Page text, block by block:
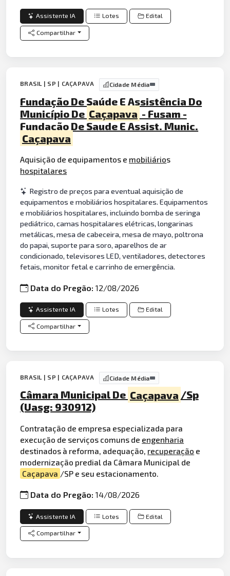
Assistente IA Lotes Edital
Compartilhar
BRASIL | SP | CAÇAPAVA Cidade Média
Fundação De Saúde E Assistência Do
Município De Caçapava - Fusam -
Fundação De Saude E Assist. Munic.
Caçapava
Aquisição de equipamentos e mobiliários
hospitalares
Registro de preços para eventual aquisição de
equipamentos e mobiliários hospitalares. Equipamentos
e mobiliários hospitalares, incluindo bomba de seringa
pediátrico, camas hospitalares elétricas, longarinas
metálicas, mesa de cabeceira, mesa de mayo, poltrona
do papai, suporte para soro, aparelhos de ar
condicionado, televisores LED, ventiladores, detectores
fetais, monitor fetal e carrinho de emergência.
Data do Pregão:12/08/2026
Assistente IA Lotes Edital
Compartilhar
BRASIL | SP | CAÇAPAVA Cidade Média
Câmara Municipal De Caçapava /Sp
(Uasg: 930912)
Contratação de empresa especializada para
execução de serviços comuns de engenharia
destinados à reforma, adequação, recuperação e
modernização predial da Câmara Municipal de
Caçapava /SP e seu estacionamento.
Data do Pregão:14/08/2026
Assistente IA Lotes Edital
Compartilhar